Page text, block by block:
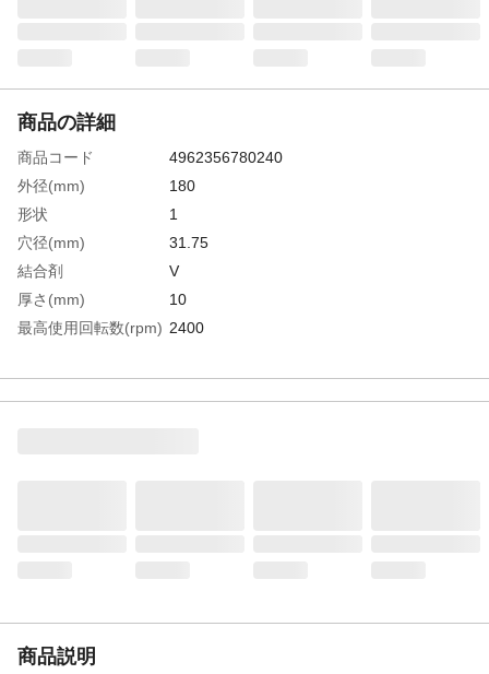
商品の詳細
商品コード
4962356780240
外径(mm)
180
形状
1
穴径(mm)
31.75
結合剤
V
厚さ(mm)
10
最高使用回転数(rpm) 2400
砥材
CB
商品説明